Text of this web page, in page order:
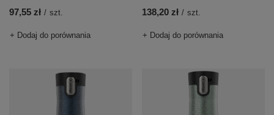
97,55 zł / szt.
+ Dodaj do porównania
138,20 zł / szt.
+ Dodaj do porównania